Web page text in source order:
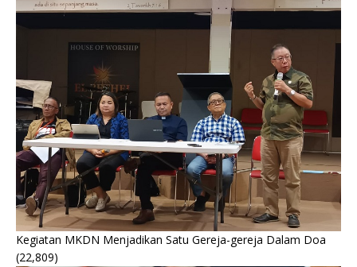
Kegiatan MKDN Menjadikan Satu Gereja-gereja Dalam Doa
(22,809)